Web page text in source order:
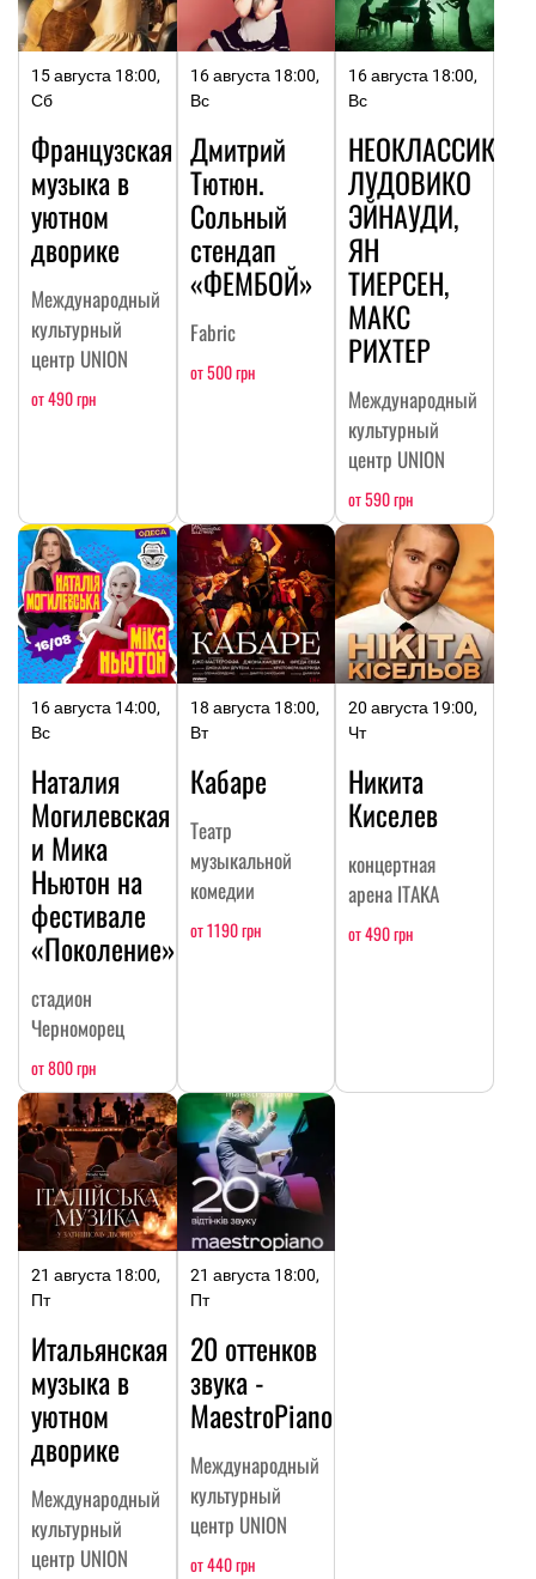
15 августа 18:00,
Сб
Французская
музыка в
уютном
дворике
Международный
культурный
центр UNION
от 490 грн
16 августа 18:00,
Вс
Дмитрий
Тютюн.
Сольный
стендап
«ФЕМБОЙ»
Fabric
от 500 грн
16 августа 18:00,
Вс
НЕОКЛАССИКА:
ЛУДОВИКО
ЭЙНАУДИ,
ЯН
ТИЕРСЕН,
МАКС
РИХТЕР
Международный
культурный
центр UNION
от 590 грн
16 августа 14:00,
Вс
Наталия
Могилевская
и Мика
Ньютон на
фестивале
«Поколение»
стадион
Черноморец
от 800 грн
18 августа 18:00,
Вт
Кабаре
Театр
музыкальной
комедии
от 1190 грн
20 августа 19:00,
Чт
Никита
Киселев
концертная
арена ITAKA
от 490 грн
21 августа 18:00,
Пт
Итальянская
музыка в
уютном
дворике
Международный
культурный
центр UNION
21 августа 18:00,
Пт
20 оттенков
звука -
MaestroPiano
Международный
культурный
центр UNION
от 440 грн